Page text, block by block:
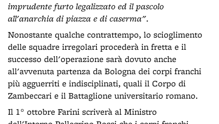
imprudente furto legalizzato ed il pascolo
all'anarchia di piazza e di caserma".
Nonostante qualche contrattempo, lo scioglimento
delle squadre irregolari procederà in fretta e il
successo dell'operazione sarà dovuto anche
all'avvenuta partenza da Bologna dei corpi franchi
più agguerriti e indisciplinati, quali il Corpo di
Zambeccari e il Battaglione universitario romano.
Il 1° ottobre Farini scriverà al Ministro